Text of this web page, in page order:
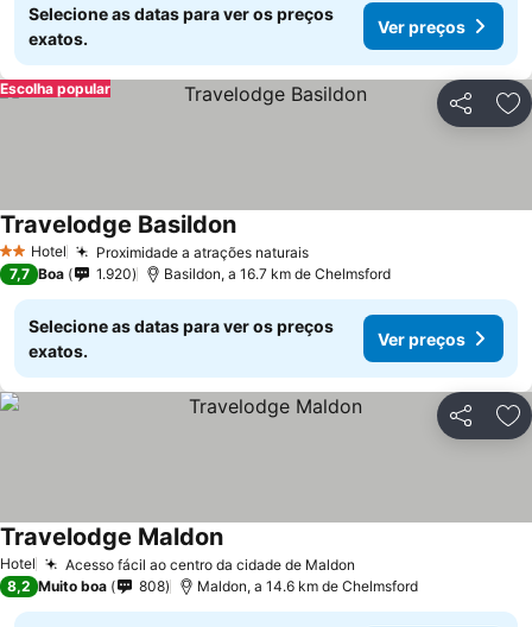
Selecione as datas para ver os preços
exatos.
Ver preços
Partilhar
Escolha popular
2 Estrelas
Hotel Proximidade a atrações naturais
Travelodge Basildon
7,7 Boa 1.920 Basildon, a 16.7 km de Chelmsford
Selecione as datas para ver os preços
exatos.
Ver preços
Partilhar
Hotel Acesso fácil ao centro da cidade de Maldon
Travelodge Maldon
8,2 Muito boa 808 Maldon, a 14.6 km de Chelmsford